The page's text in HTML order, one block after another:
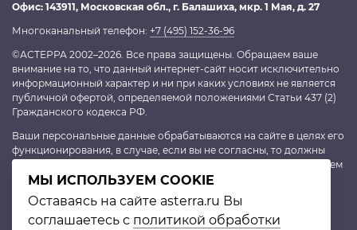
Офис: 143911, Московская обл., г. Балашиха, мкр. 1 Мая, д. 27
Многоканальный телефон: +7 (495) 152-36-96
©АСТЕРРА 2002–2026. Все права защищены. Обращаем ваше
внимание на то, что данный интернет-сайт носит исключительно
информационный характер и ни при каких условиях не является
публичной офертой, определяемой положениями Статьи 437 (2)
Гражданского кодекса РФ.
Ваши персональные данные обрабатываются на сайте в целях его
функционирования, в случае, если вы не согласны, то должны
покинуть сайт. В противном случае это будет являться согласием
на обработку персональных данных, согласно
конфиденциальности
МЫ ИСПОЛЬЗУЕМ COOKIE
Оставаясь на сайте asterra.ru Вы
соглашаетесь с политикой обработки